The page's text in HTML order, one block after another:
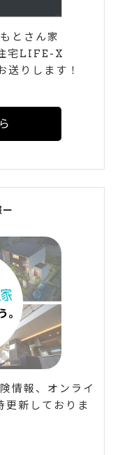
とさん家
宅LIFE-X
りします！
情報、オンライ
更新しておりま